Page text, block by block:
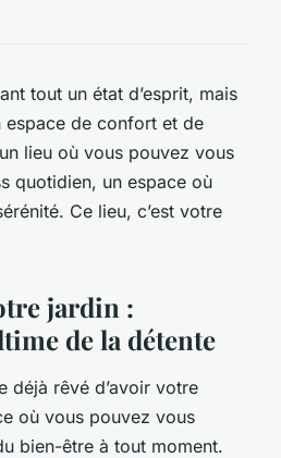
tout un état d’esprit, mais
espace de confort et de
lieu où vous pouvez vous
quotidien, un espace où
Ce lieu, c’est votre
jardin :
de la détente
déjà rêvé d’avoir votre
où vous pouvez vous
bien-être à tout moment.